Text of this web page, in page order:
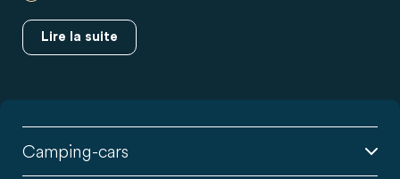
Lire la suite
Camping-cars